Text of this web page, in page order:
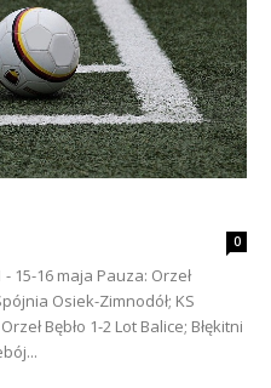
0
15-16 maja Pauza: Orzeł
Osiek-Zimnodół; KS
Bębło 1-2 Lot Balice; Błękitni